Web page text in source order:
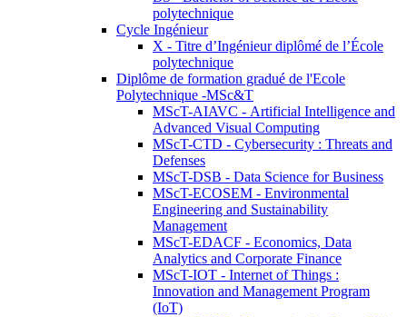
polytechnique
Cycle Ingénieur
X - Titre d’Ingénieur diplômé de l’École
polytechnique
Diplôme de formation gradué de l'Ecole
Polytechnique -MSc&T
MScT-AIAVC - Artificial Intelligence and
Advanced Visual Computing
MScT-CTD - Cybersecurity : Threats and
Defenses
MScT-DSB - Data Science for Business
MScT-ECOSEM - Environmental
Engineering and Sustainability
Management
MScT-EDACF - Economics, Data
Analytics and Corporate Finance
MScT-IOT - Internet of Things :
Innovation and Management Program
(IoT)